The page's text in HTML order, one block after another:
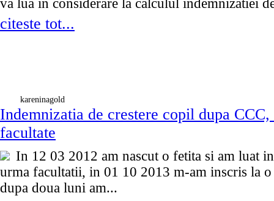
va lua in considerare la calculul indemnizatiei
citeste tot...
kareninagold
Indemnizatia de crestere copil dupa CCC,
facultate
In 12 03 2012 am nascut o fetita si am luat
urma facultatii, in 01 10 2013 m-am inscris la
dupa doua luni am...